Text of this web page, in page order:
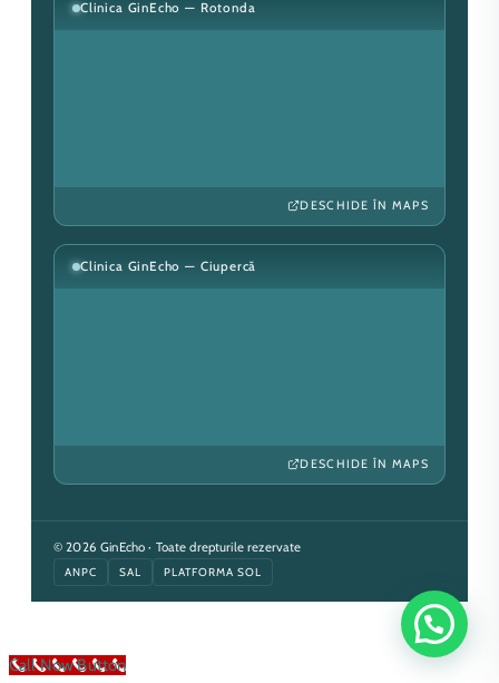
Clinica GinEcho — Rotonda
DESCHIDE ÎN MAPS
Clinica GinEcho — Ciupercă
DESCHIDE ÎN MAPS
© 2026 GinEcho · Toate drepturile rezervate
ANPC SAL PLATFORMA SOL
Call Now Button